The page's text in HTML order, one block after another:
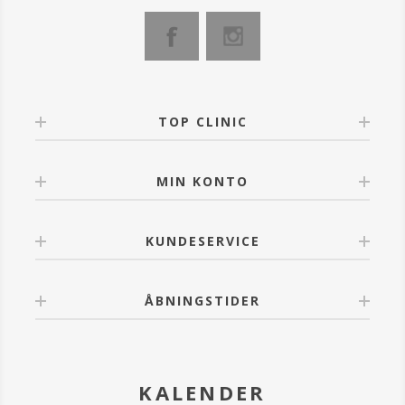
TOP CLINIC
MIN KONTO
KUNDESERVICE
ÅBNINGSTIDER
KALENDER